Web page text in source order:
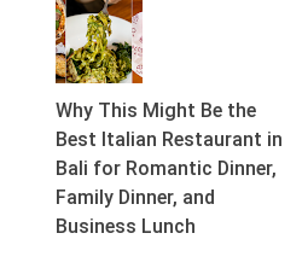
Why This Might Be the
Best Italian Restaurant in
Bali for Romantic Dinner,
Family Dinner, and
Business Lunch